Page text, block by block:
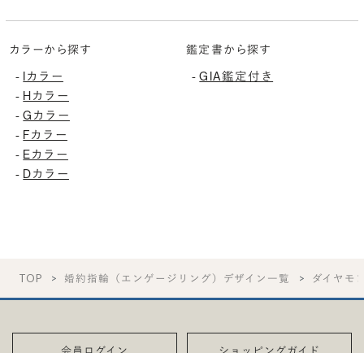
カラーから探す
-
Iカラー
- Hカラー
-Gカラー
- Fカラー
- Eカラー
- Dカラー
鑑定書から探す
-GIA鑑定付き
TOP 婚約指輪（エンゲージリング）デザイン一覧 ダイヤモ